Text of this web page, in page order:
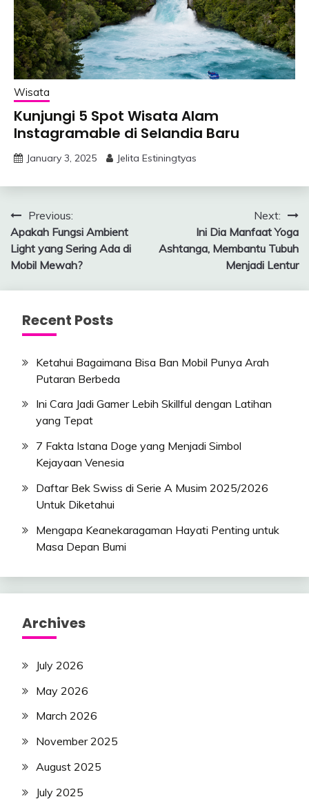
Wisata
Kunjungi 5 Spot Wisata Alam
Instagramable di Selandia Baru
January 3, 2025 Jelita Estiningtyas
Post
navigation
Previous:
Apakah Fungsi Ambient
Light yang Sering Ada di
Mobil Mewah?
Next:
Ini Dia Manfaat Yoga
Ashtanga, Membantu Tubuh
Menjadi Lentur
Recent Posts
Ketahui Bagaimana Bisa Ban Mobil Punya Arah
Putaran Berbeda
Ini Cara Jadi Gamer Lebih Skillful dengan Latihan
yang Tepat
7 Fakta Istana Doge yang Menjadi Simbol
Kejayaan Venesia
Daftar Bek Swiss di Serie A Musim 2025/2026
Untuk Diketahui
Mengapa Keanekaragaman Hayati Penting untuk
Masa Depan Bumi
Archives
July 2026
May 2026
March 2026
November 2025
August 2025
July 2025